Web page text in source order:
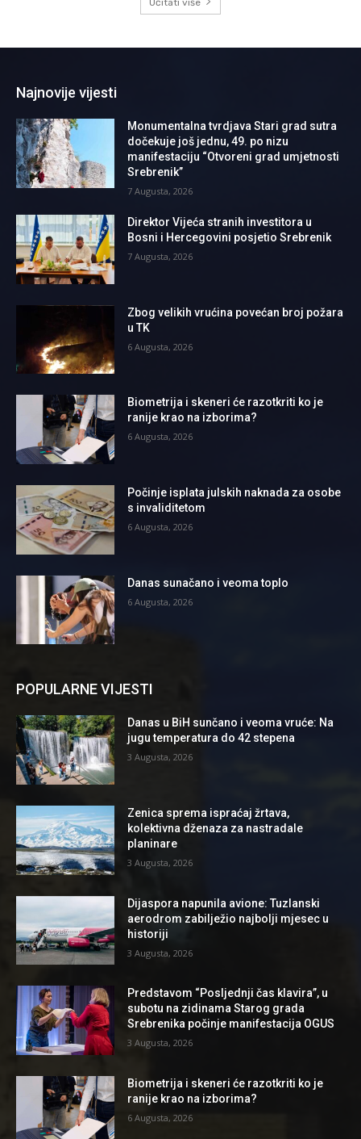
Učitati više
Najnovije vijesti
Monumentalna tvrdjava Stari grad sutra
dočekuje još jednu, 49. po nizu
manifestaciju “Otvoreni grad umjetnosti
Srebrenik”
7 Augusta, 2026
Direktor Vijeća stranih investitora u
Bosni i Hercegovini posjetio Srebrenik
7 Augusta, 2026
Zbog velikih vrućina povećan broj požara
u TK
6 Augusta, 2026
Biometrija i skeneri će razotkriti ko je
ranije krao na izborima?
6 Augusta, 2026
Počinje isplata julskih naknada za osobe
s invaliditetom
6 Augusta, 2026
Danas sunačano i veoma toplo
6 Augusta, 2026
POPULARNE VIJESTI
Danas u BiH sunčano i veoma vruće: Na
jugu temperatura do 42 stepena
3 Augusta, 2026
Zenica sprema ispraćaj žrtava,
kolektivna dženaza za nastradale
planinare
3 Augusta, 2026
Dijaspora napunila avione: Tuzlanski
aerodrom zabilježio najbolji mjesec u
historiji
3 Augusta, 2026
Predstavom “Posljednji čas klavira”, u
subotu na zidinama Starog grada
Srebrenika počinje manifestacija OGUS
3 Augusta, 2026
Biometrija i skeneri će razotkriti ko je
ranije krao na izborima?
6 Augusta, 2026